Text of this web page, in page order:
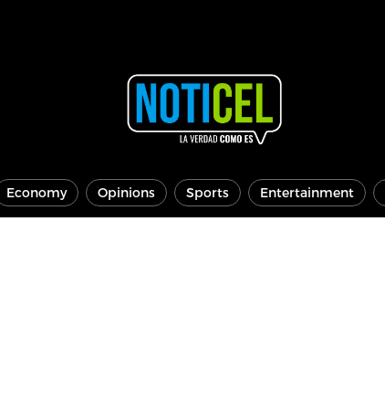
Economy Opinions Sports Entertainment